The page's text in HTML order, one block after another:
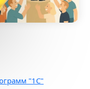
"1С"